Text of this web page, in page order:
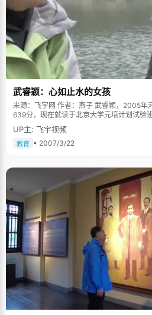
武睿颖：心如止水的女孩
来源：飞宇网 作者：燕子 武睿颖，2005年河北省高考文科状元，高考分数
639分，现在就读于北京大学元培计划试验班。 在采访睿颖之前，听说
出身于一个单亲家庭，七岁的时候爸爸因为
很小心的问话，怕碰到她的伤疤。不过在面
我们要自然得多，她轻抿了一下嘴唇，用平
妈和姐姐，她们的爱让我在以后的学习生活中健康的成
都说经历可以让人成长，尽管睿颖不承认，
得多。小的时候，睿颖很安静，每天做完
女孩正该享受快乐童年的时候，睿颖已经很
听到厨房里妈妈忙碌的声响，她就会主动的
菜，扫地。别的孩子小时候都会有很多玩具
具，"从小到大，我唯一的玩具就是一个很小
的，"睿颖呵呵笑起来，自嘲的说，"现在我
物，我就会说想要毛绒玩具，同学们都会小
下。"睿颖很注意生活节俭，从不乱花钱，在
因为要参加北大模拟联合国大会买了一套正装。 在学习上，睿颖一直都
妈妈操心，每次考试都捧回一个很好的成绩
心，经常鼓励我，考试取得好成绩，就会给
次的努力都得到了收获，以后学习就会更用功。" 姐姐教会我更坚
个比自己大11岁的姐姐，当爸爸去世的时候
家里的负担，姐姐放弃了一直喜爱的北大，
UP主: 飞宇视频
教育 • 2007/3/22